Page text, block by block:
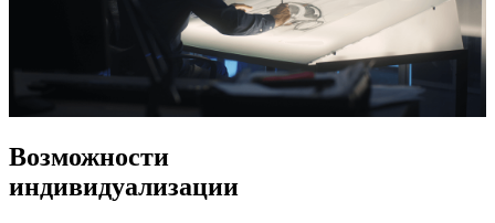
Возможности
индивидуализации